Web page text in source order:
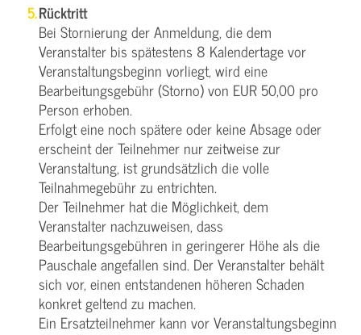
Rücktritt
Bei Stornierung der Anmeldung, die dem
Veranstalter bis spätestens 8 Kalendertage vor
Veranstaltungsbeginn vorliegt, wird eine
Bearbeitungsgebühr (Storno) von EUR 50,00 pro
Person erhoben.
Erfolgt eine noch spätere oder keine Absage oder
erscheint der Teilnehmer nur zeitweise zur
Veranstaltung, ist grundsätzlich die volle
Teilnahmegebühr zu entrichten.
Der Teilnehmer hat die Möglichkeit, dem
Veranstalter nachzuweisen, dass
Bearbeitungsgebühren in geringerer Höhe als die
Pauschale angefallen sind. Der Veranstalter behält
sich vor, einen entstandenen höheren Schaden
konkret geltend zu machen.
Ein Ersatzteilnehmer kann vor Veranstaltungsbeginn